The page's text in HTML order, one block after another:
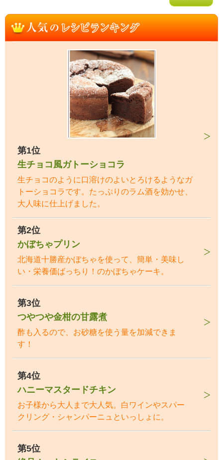
第1位
生チョコ風ガトーショコラ
生チョコのように口溶けのよいとろけるようなガ
トーショコラです。たっぷりのラム酒を効かせ、
大人味に仕上げました。
第2位
かぼちゃプリン
北海道十勝産かぼちゃを使って、簡単・美味し
い・栄養価ばっちり！のかぼちゃケーキ。
第3位
つやつや金柑の甘露煮
酢も入るので、お砂糖を使う量を加減できま
す！
第4位
ハニーマスタードチキン
お子様から大人まで大人気。白ワインやスパー
クリング・シャンパーニュといっしょに。
第5位